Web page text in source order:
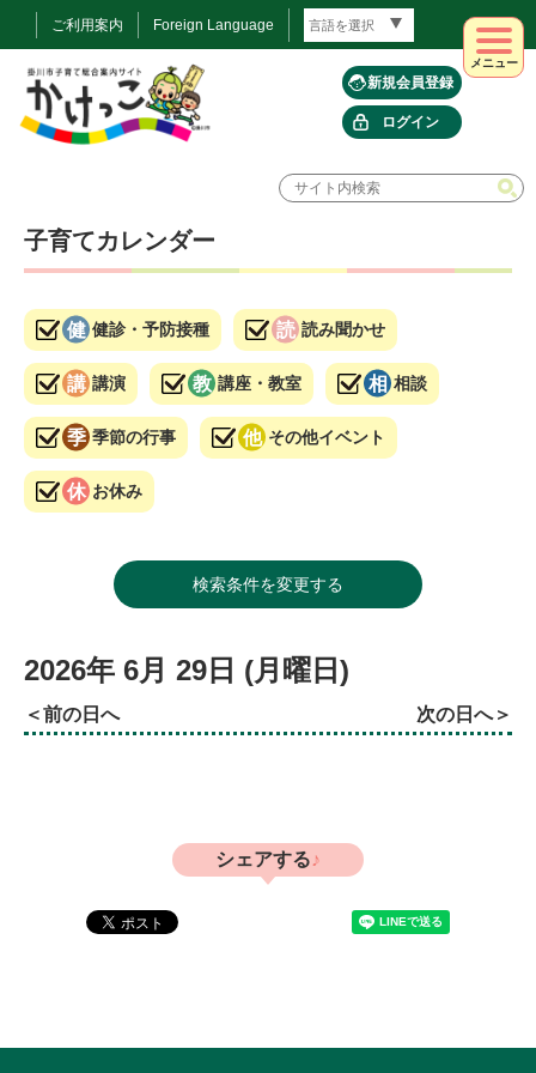
ご利用案内 Foreign Language
新規会員登録
ログイン
メニュー
子育てカレンダー
健診・予防接種 読み聞かせ
講演 講座・教室 相談
季節の行事 その他イベント
お休み
検索条件を変更する
2026年 6月 29日 (月 曜日 )
前の日へ 次の日へ
シェアする